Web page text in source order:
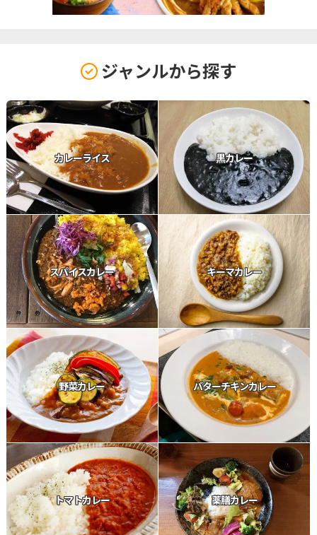
ジャンルから探す
カレーライス 黒カレー
スパイスカレー キーマカレー
野菜カレー バターチキンカレー
トマトカレー 薬膳カレー